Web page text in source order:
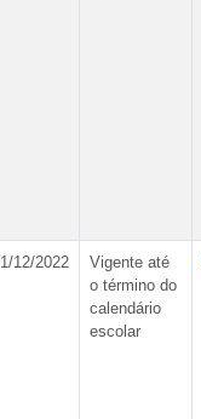
12/2022
Vigente até
o término do
calendário
escolar